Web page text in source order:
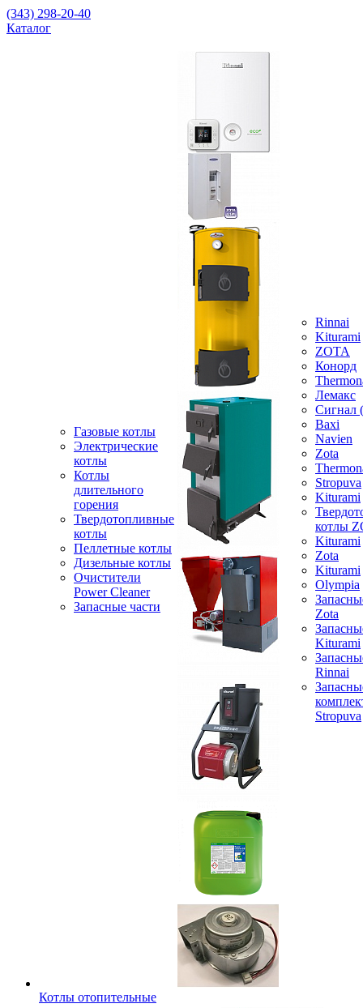
(343) 298-20-40
Каталог
Газовые котлы
Электрические
котлы
Котлы
длительного
горения
Твердотопливные
котлы
Пеллетные котлы
Дизельные котлы
Очистители
Power Cleaner
Запасные части
Rinnai
Kiturami
ZOTA
Конорд
Лемакс
Baxi
Navien
Zota
Stropuva
Kiturami
котлы
Kiturami
Zota
Kiturami
Olympia
Zota
Kiturami
Rinnai
Stropuva
Котлы отопительные